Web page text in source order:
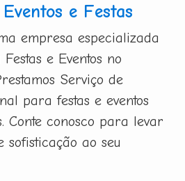
e Festas
empresa especializada
e Eventos no
Serviço de
para festas e eventos
Conte conosco para levar
sofisticação ao seu